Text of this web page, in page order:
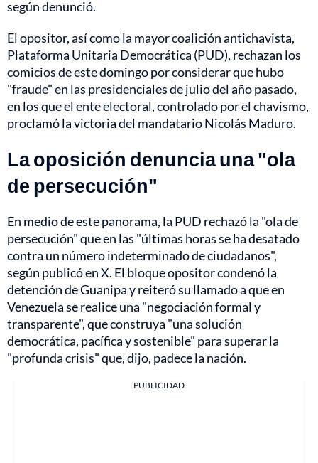
según denunció.
El opositor, así como la mayor coalición antichavista,
Plataforma Unitaria Democrática (PUD), rechazan los
comicios de este domingo por considerar que hubo
"fraude" en las presidenciales de julio del año pasado,
en los que el ente electoral, controlado por el chavismo,
proclamó la victoria del mandatario Nicolás Maduro.
La oposición denuncia una "ola
de persecución"
En medio de este panorama, la PUD rechazó la "ola de
persecución" que en las "últimas horas se ha desatado
contra un número indeterminado de ciudadanos",
según publicó en X. El bloque opositor condenó la
detención de Guanipa y reiteró su llamado a que en
Venezuela se realice una "negociación formal y
transparente", que construya "una solución
democrática, pacífica y sostenible" para superar la
"profunda crisis" que, dijo, padece la nación.
PUBLICIDAD